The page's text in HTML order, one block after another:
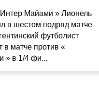
Майами » Лионель
в шестом подряд матче
футболист
в матче против «
» в 1/4 фи...